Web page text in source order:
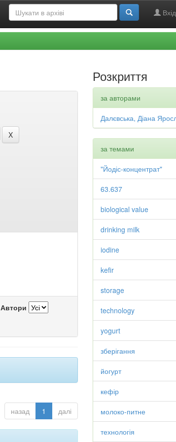
Автори
назад 1 далі
Розкриття
за авторами
Далєвська, Діана
за темами
"Йодіс-концентрат"
63.637
biological value
drinking milk
iodine
kefir
storage
technology
yogurt
зберігання
йогурт
кефір
молоко-питне
технологія